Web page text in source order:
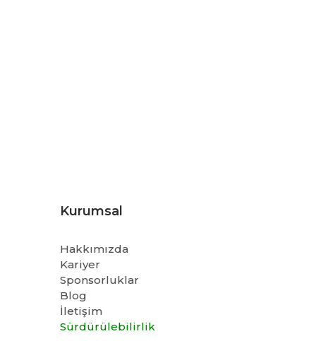
Kurumsal
Hakkımızda
Kariyer
Sponsorluklar
Blog
İletişim
Sürdürülebilirlik